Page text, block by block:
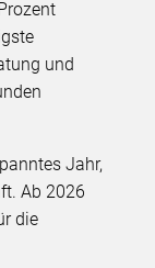
und
Jahr,
Ab 2026
die